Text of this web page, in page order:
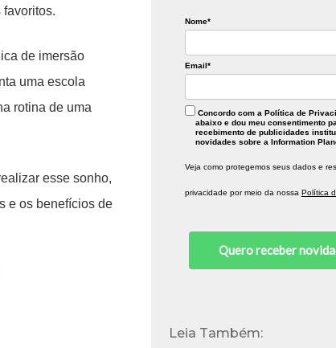
de imersão
uma escola
rotina de uma
esse sonho,
e os benefícios de
Nome*
Email*
Concordo com a Política de
abaixo e dou meu consentimento
recebimento de publicidades
novidades sobre a Information
Veja como protegemos seus dados e
privacidade por meio da nossa Política
Quero receber
Leia Também: